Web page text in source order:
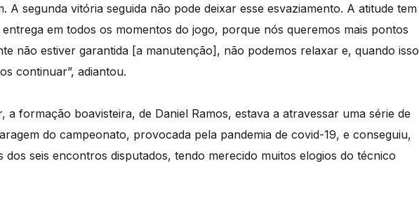
A segunda vitória seguida não pode deixar esse esvaziamento. A atitude tem
em todos os momentos do jogo, porque nós queremos mais pontos
não estiver garantida [a manutenção], não podemos relaxar e, quando isso
continuar”, adiantou.
a formação boavisteira, de Daniel Ramos, estava a atravessar uma série de
do campeonato, provocada pela pandemia de covid-19, e conseguiu,
dos seis encontros disputados, tendo merecido muitos elogios do técnico